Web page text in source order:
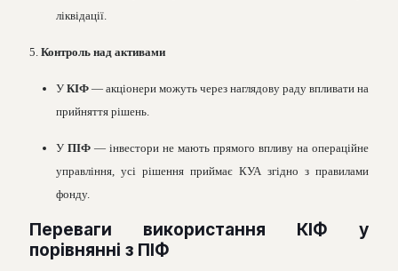
ліквідації.
5. Контроль над активами
У КІФ — акціонери можуть через наглядову раду впливати на
прийняття рішень.
У ПІФ — інвестори не мають прямого впливу на операційне
управління, усі рішення приймає КУА згідно з правилами
фонду.
Переваги використання КІФ у
порівнянні з ПІФ